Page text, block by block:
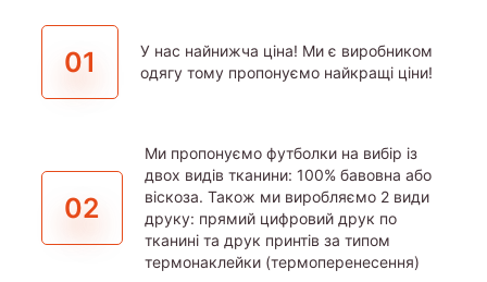
01
У нас найнижча ціна! Ми є виробником
одягу тому пропонуємо найкращі ціни!
02
Ми пропонуємо футболки на вибір із
двох видів тканини: 100% бавовна або
віскоза. Також ми виробляємо 2 види
друку: прямий цифровий друк по
тканині та друк принтів за типом
термонаклейки (термоперенесення)